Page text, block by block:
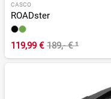
CASCO
ROADster
119,99 € 189,- €¹